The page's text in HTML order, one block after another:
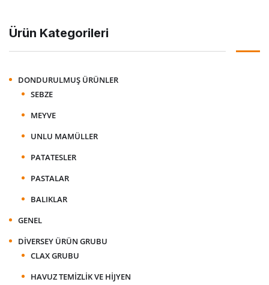
Ürün Kategorileri
DONDURULMUŞ ÜRÜNLER
SEBZE
MEYVE
UNLU MAMÜLLER
PATATESLER
PASTALAR
BALIKLAR
GENEL
DIVERSEY ÜRÜN GRUBU
CLAX GRUBU
HAVUZ TEMIZLIK VE HIJYEN